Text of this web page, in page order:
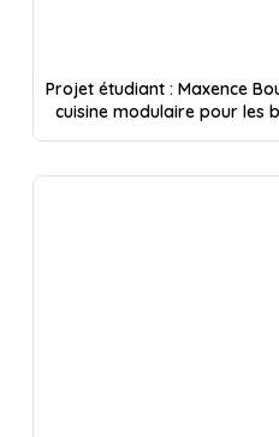
Projet étudiant : Maxence
cuisine modulaire pour les